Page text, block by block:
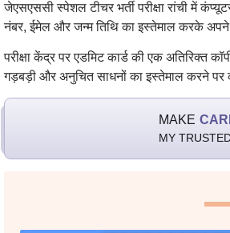
जेएसएससी स्पेशल टीचर भर्ती परीक्षा रांची में
नंबर, ईमेल और जन्म तिथि का इस्तेमाल करके
परीक्षा केंद्र पर एडमिट कार्ड की एक अतिरिक्त
गड़बड़ी और अनुचित साधनों का इस्तेमाल करने पर
MAKE
MY